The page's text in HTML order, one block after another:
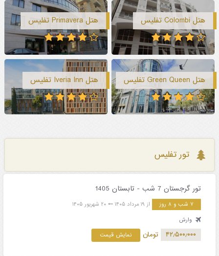
هتل Colombi تفلیس هتل Primavera تفلیس
هتل Green Queen تفلیس هتل Iveria Inn تفلیس
تور تفلیس
تور گرجستان 7 شب - تابستان 1405
۷ شب و ۸ روز از ۱۹ مرداد ۱۴۰۵
۲۰ شهریور ۱۴۰۵
وارش
۴۲٫۵۰۰٫۰۰۰ تومان نمایش قیمت